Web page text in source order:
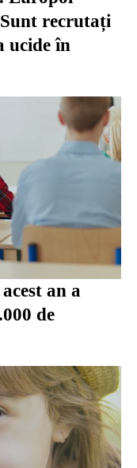
recrutați
ucide în
an a
de